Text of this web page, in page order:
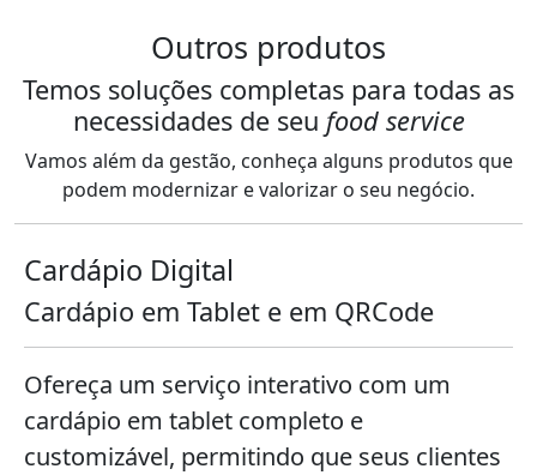
Outros produtos
Temos soluções completas para todas as
necessidades de seu food service
Vamos além da gestão, conheça alguns produtos que
podem modernizar e valorizar o seu negócio.
Cardápio Digital
Cardápio em Tablet e em QRCode
Ofereça um serviço interativo com um
cardápio em tablet completo e
customizável, permitindo que seus clientes